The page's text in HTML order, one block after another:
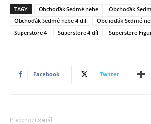
TAGY Obchoďák Sedmé nebe
Obchoďák
Obchoďák Sedmé nebe 4 dil
Obchoďák Sedmé
Superstore 4
Superstore 4 díl Superstore
Facebook Twitter
Předchozí seriál